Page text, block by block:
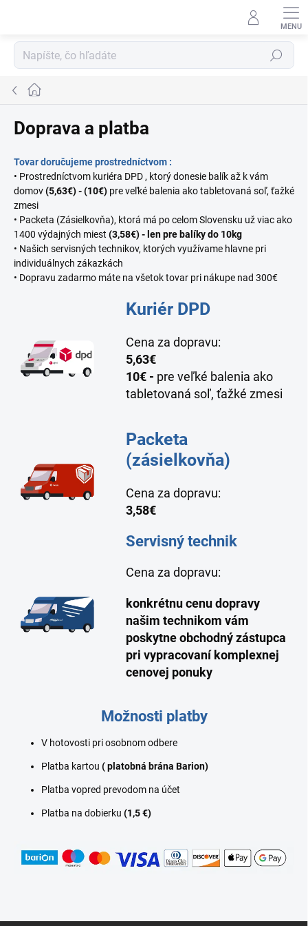
Hľadať
Domov
Doprava a platba
Tovar doručujeme prostredníctvom :
• Prostredníctvom kuriéra DPD , ktorý donesie balík až k vám
domov(5,63€) - (10€) pre veľké balenia ako tabletovaná soľ, ťažké
zmesi
• Packeta (Zásielkovňa), ktorá má po celom Slovensku už viac ako
1400 výdajných miest (3,58€)- len pre balíky do 10kg
• Našich servisných technikov, ktorých využívame hlavne pri
individuálnych zákazkách
• Dopravu zadarmo máte na všetok tovar pri nákupe nad 300€
Kuriér DPD
Cena za dopravu:
5,63€
10€ - pre veľké balenia ako
tabletovaná soľ, ťažké zmesi
Packeta
(zásielkovňa)
Cena za dopravu:
3,58€
Servisný technik
Cena za dopravu:
konkrétnu cenu dopravy
našim technikom vám
poskytne obchodný zástupca
pri vypracovaní komplexnej
cenovej ponuky
Možnosti platby
V hotovosti pri osobnom odbere
Platba kartou ( platobná brána Barion)
Platba vopred prevodom na účet
Platba na dobierku (1,5€)